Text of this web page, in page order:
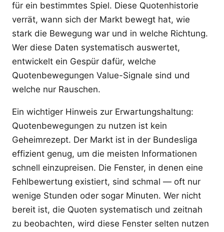
für ein bestimmtes Spiel. Diese Quotenhistorie
verrät, wann sich der Markt bewegt hat, wie
stark die Bewegung war und in welche Richtung.
Wer diese Daten systematisch auswertet,
entwickelt ein Gespür dafür, welche
Quotenbewegungen Value-Signale sind und
welche nur Rauschen.
Ein wichtiger Hinweis zur Erwartungshaltung:
Quotenbewegungen zu nutzen ist kein
Geheimrezept. Der Markt ist in der Bundesliga
effizient genug, um die meisten Informationen
schnell einzupreisen. Die Fenster, in denen eine
Fehlbewertung existiert, sind schmal — oft nur
wenige Stunden oder sogar Minuten. Wer nicht
bereit ist, die Quoten systematisch und zeitnah
zu beobachten, wird diese Fenster selten nutzen